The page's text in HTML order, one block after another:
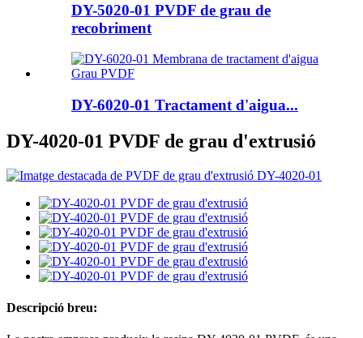
DY-5020-01 PVDF de grau de
recobriment
DY-6020-01 Tractament d'aigua...
DY-4020-01 PVDF de grau d'extrusió
Descripció breu: